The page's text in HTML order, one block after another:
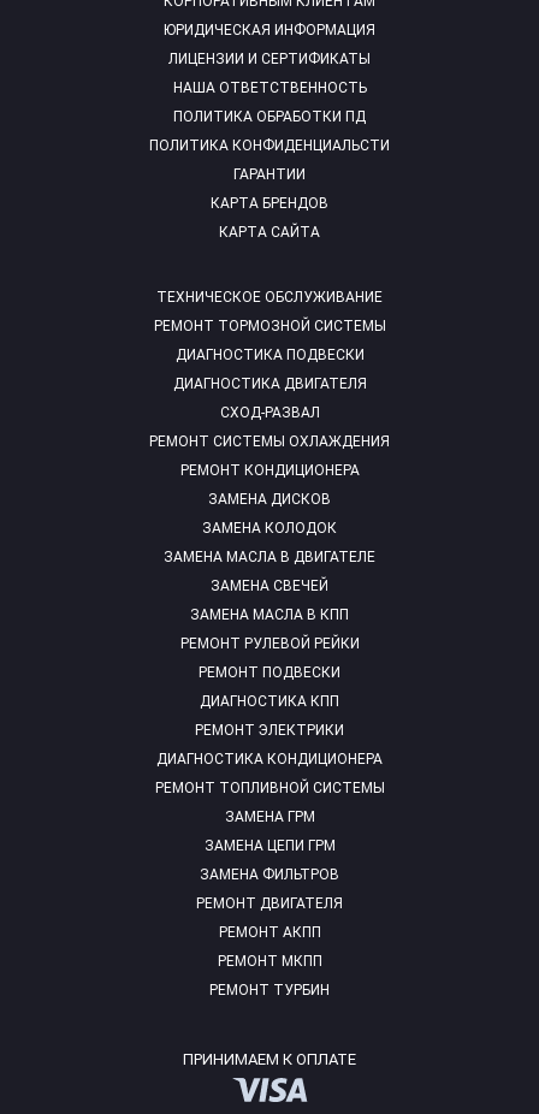
ТЕХНИЧЕСКОЕ ОБСЛУЖИВАНИЕ
РЕМОНТ ТОРМОЗНОЙ СИСТЕМЫ
ДИАГНОСТИКА ПОДВЕСКИ
ДИАГНОСТИКА ДВИГАТЕЛЯ
СХОД-РАЗВАЛ
РЕМОНТ СИСТЕМЫ ОХЛАЖДЕНИЯ
РЕМОНТ КОНДИЦИОНЕРА
ЗАМЕНА ДИСКОВ
ЗАМЕНА КОЛОДОК
ЗАМЕНА МАСЛА В ДВИГАТЕЛЕ
ЗАМЕНА СВЕЧЕЙ
ЗАМЕНА МАСЛА В КПП
РЕМОНТ РУЛЕВОЙ РЕЙКИ
РЕМОНТ ПОДВЕСКИ
ДИАГНОСТИКА КПП
РЕМОНТ ЭЛЕКТРИКИ
ДИАГНОСТИКА КОНДИЦИОНЕРА
РЕМОНТ ТОПЛИВНОЙ СИСТЕМЫ
ЗАМЕНА ГРМ
ЗАМЕНА ЦЕПИ ГРМ
ЗАМЕНА ФИЛЬТРОВ
РЕМОНТ ДВИГАТЕЛЯ
РЕМОНТ АКПП
РЕМОНТ МКПП
РЕМОНТ ТУРБИН
ЮРИДИЧЕСКАЯ ИНФОРМАЦИЯ
ЛИЦЕНЗИИ И СЕРТИФИКАТЫ
НАША ОТВЕТСТВЕННОСТЬ
ПОЛИТИКА ОБРАБОТКИ ПД
ПОЛИТИКА КОНФИДЕНЦИАЛЬСТИ
ГАРАНТИИ
КАРТА БРЕНДОВ
КАРТА САЙТА
ПРИНИМАЕМ К ОПЛАТЕ